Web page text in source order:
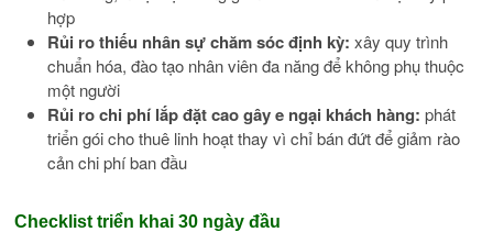
hợp
Rủi ro thiếu nhân sự chăm sóc định kỳ: xây quy trình
chuẩn hóa, đào tạo nhân viên đa năng để không phụ thuộc
một người
Rủi ro chi phí lắp đặt cao gây e ngại khách hàng: phát
triển gói cho thuê linh hoạt thay vì chỉ bán đứt để giảm rào
cản chi phí ban đầu
Checklist triển khai 30 ngày đầu